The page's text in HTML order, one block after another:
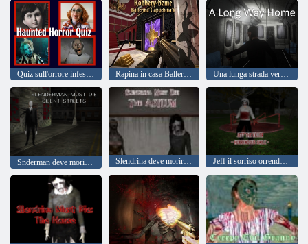
Quiz sull'orrore infestato Rapina in casa Ballerina Capuchina Una lunga strada verso casa
Slendrina deve morire l'asilo Jeff il sorriso orrendo killer